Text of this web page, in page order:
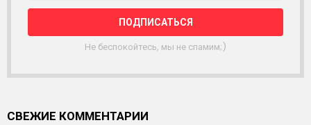
Л
К
Не беспокойтесь, мы не спамим;)
СВЕЖИЕ КОММЕНТАРИИ